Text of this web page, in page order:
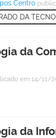
Centro
DA
da
em 14/11/
da